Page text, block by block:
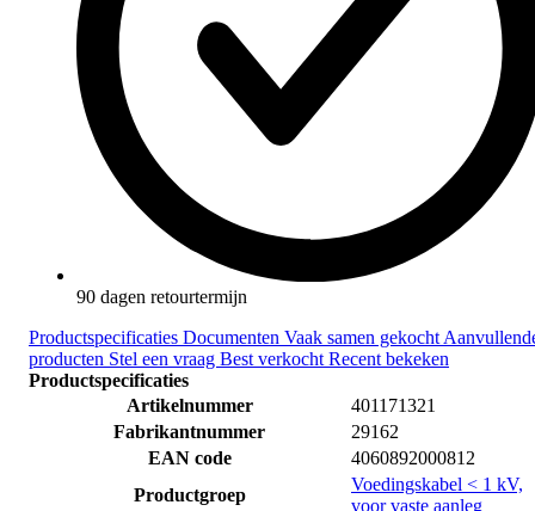
90 dagen retourtermijn
Productspecificaties Documenten Vaak samen gekocht
producten Stel een vraag Best verkocht Recent bekeken
Productspecificaties
Artikelnummer
401171321
Fabrikantnummer
29162
EAN code
4060892000812
Productgroep
Voedingskabel < 1 kV,
voor vaste aanleg